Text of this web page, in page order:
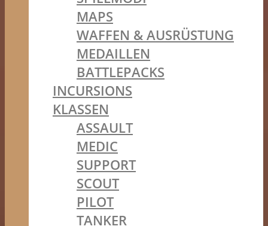
MAPS
WAFFEN & AUSRÜSTUNG
MEDAILLEN
BATTLEPACKS
INCURSIONS
KLASSEN
ASSAULT
MEDIC
SUPPORT
SCOUT
PILOT
TANKER